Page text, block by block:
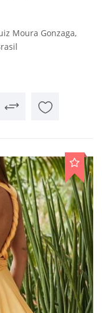
Moura Gonzaga,